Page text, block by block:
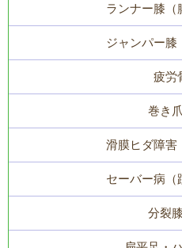
ランナー膝（
ジャンパー膝
疲労
巻き
滑膜ヒダ障害
セーバー病（
分裂